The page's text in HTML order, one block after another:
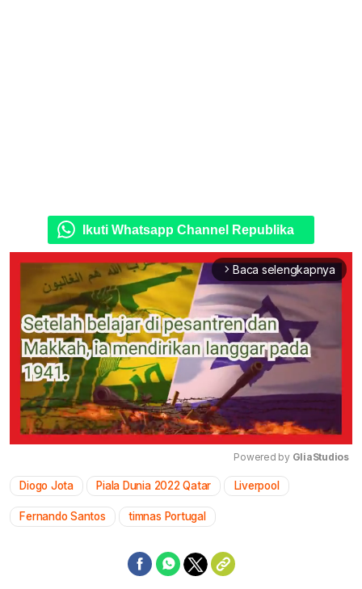
Ikuti Whatsapp Channel Republika
arrow_forward_ios Baca selengkapnya
Powered by GliaStudios
Diogo Jota Piala Dunia 2022 Qatar Liverpool
Fernando Santos timnas Portugal